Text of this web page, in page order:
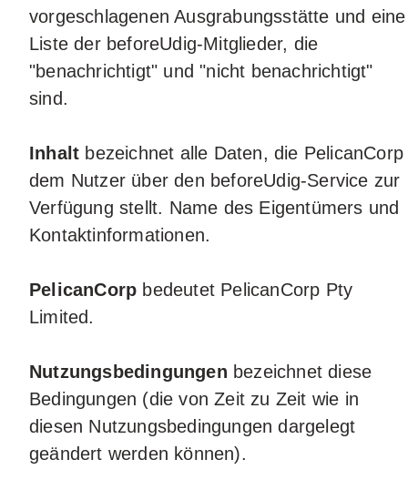
vorgeschlagenen Ausgrabungsstätte und eine
Liste der beforeUdig-Mitglieder, die
"benachrichtigt" und "nicht benachrichtigt"
sind.
Inhalt bezeichnet alle Daten, die PelicanCorp
dem Nutzer über den beforeUdig-Service zur
Verfügung stellt. Name des Eigentümers und
Kontaktinformationen.
PelicanCorp bedeutet PelicanCorp Pty
Limited.
Nutzungsbedingungen bezeichnet diese
Bedingungen (die von Zeit zu Zeit wie in
diesen Nutzungsbedingungen dargelegt
geändert werden können).